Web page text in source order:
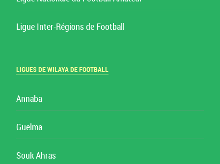
Ligue Inter-Régions de Football
LIGUES DE WILAYA DE FOOTBALL
Annaba
Guelma
Souk Ahras